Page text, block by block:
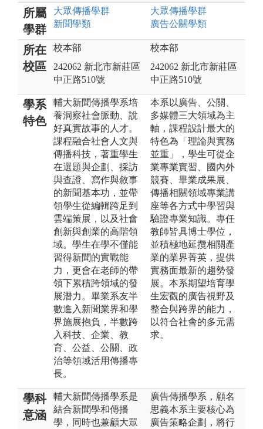
所屬
學群
大眾傳播學群
新聞學類
大眾傳播學群
廣告公關學類
所在
校區
校本部
242062 新北市新莊區
中正路510號
校本部
242062 新北市新莊區
中正路510號
學系
特色
輔大新聞傳播學系培
養洞察社會脈動、說
好真實故事的人才。
課程融合社會人文與
傳播科技，著重學生
在選題與企劃、採訪
與查證、寫作與敘事
的新聞基本功，並帶
領學生從編輯跨足到
雲端策展，以及社會
創新與創業的高階領
域。學生在學不僅能
習得新聞的實戰能
力，更會在老師的帶
領下累積跨領域的發
展潛力。畢業系友半
數進入新聞業界和學
界施展抱負，半數跨
入科技、企業、教
育、公益、公關、政
治等領域活用傳播專
長。
本系以廣告、公關、
多媒體三大領域為主
軸，課程設計最大的
特色為「理論與實務
並重」，學生可從企
業專業實習、國內外
競賽、畢業成果展、
傳播相關領域專業講
座等各方式中學習與
驗證專業知識。專任
教師皆具博士學位，
並積極地延攬相關產
業的業界菁英，提供
實務面最新的趨勢發
展。本系期望培育學
生宏觀的廣告視野及
整合與跨界的能力，
以符合社會的多元需
求。
學科
意涵
輔大新聞傳播學系是
結合新聞學和傳播
學，同時也兼顧大眾
廣告傳播學系，顧名
思義本系主要核心為
廣告策略企劃，將行